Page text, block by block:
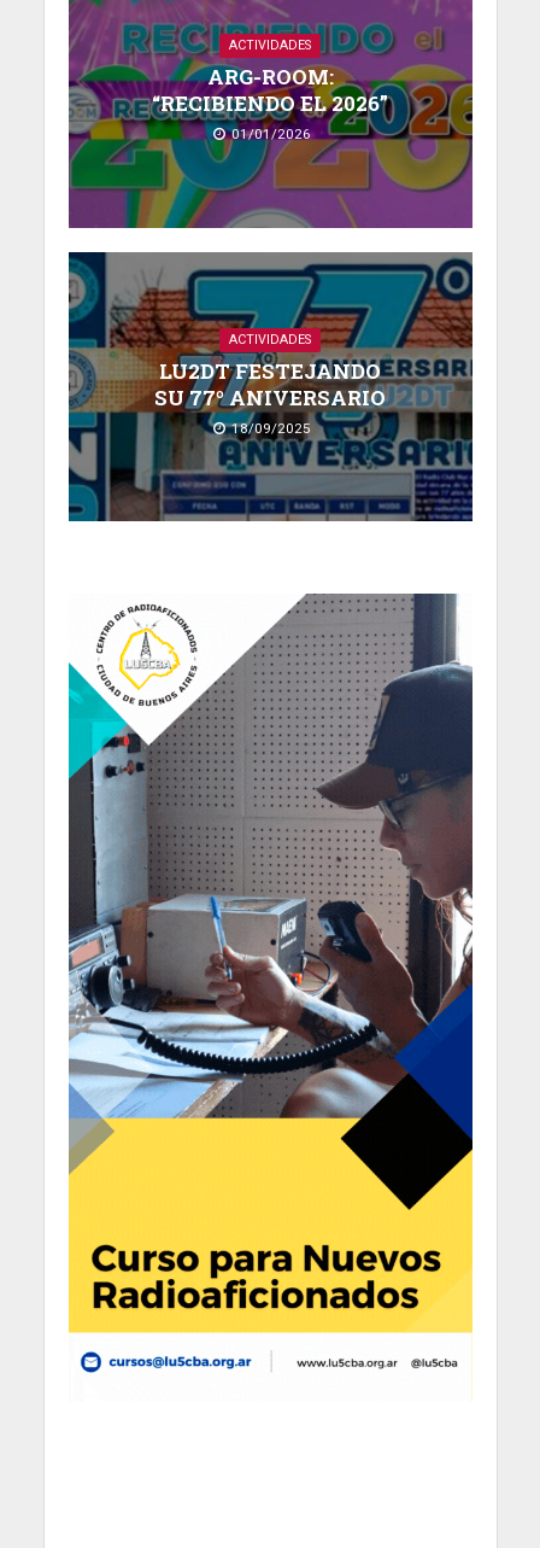
ACTIVIDADES
ARG-ROOM:
“RECIBIENDO EL 2026”
01/01/2026
ACTIVIDADES
LU2DT FESTEJANDO
SU 77º ANIVERSARIO
18/09/2025